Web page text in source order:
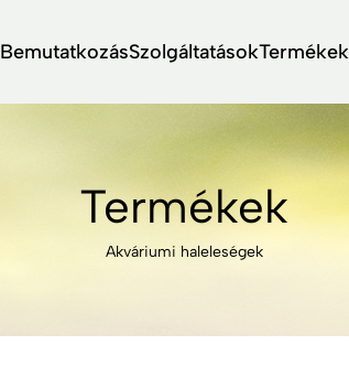
BemutatkozásSzolgáltatásokTermékek
Termékek
Akváriumi haleleségek